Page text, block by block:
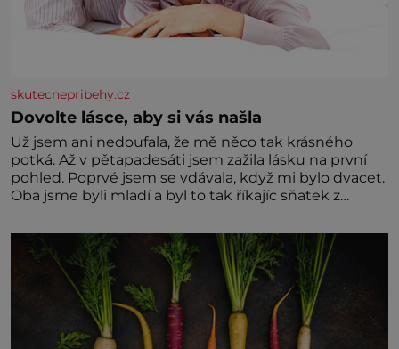
skutecnepribehy.cz
Dovolte lásce, aby si vás našla
Už jsem ani nedoufala, že mě něco tak krásného
potká. Až v pětapadesáti jsem zažila lásku na první
pohled. Poprvé jsem se vdávala, když mi bylo dvacet.
Oba jsme byli mladí a byl to tak říkajíc sňatek z
zaopatřený mladý muž. Manželství nám oběma moc
nesvědčilo, brzy jsme zjistili, že